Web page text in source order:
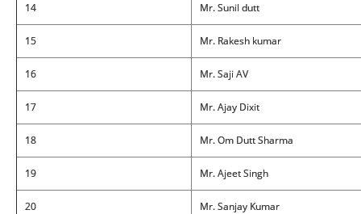
14 Mr. Sunil dutt
15 Mr. Rakesh kumar
16 Mr. Saji AV
17 Mr. Ajay Dixit
18 Mr. Om Dutt Sharma
19 Mr. Ajeet Singh
20 Mr. Sanjay Kumar